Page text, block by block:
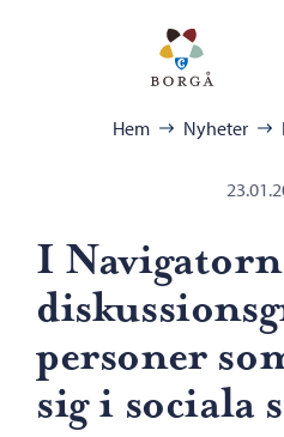
Hem Nyheter
I
personer
sig i sociala